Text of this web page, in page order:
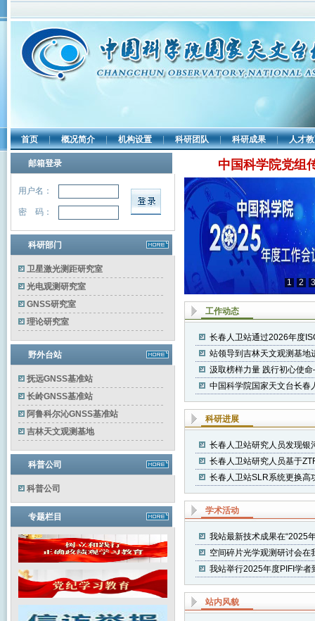
首页 | 概况简介 | 机构设置 | 科研团队 | 科研成果 | 人才
邮箱登录
用户名：
密 码：
科研部门
卫星激光测距研究室
光电观测研究室
GNSS研究室
理论研究室
野外台站
抚远GNSS基准站
长岭GNSS基准站
阿鲁科尔沁GNSS基准站
吉林天文观测基地
科普公司
科普公司
专题栏目
中国科学院党组
1 2 3
工作动态
长春人卫站通过2026年度
站领导到吉林天文观测基地
汲取榜样力量 践行初心使
中国科学院国家天文台长春
科研进展
长春人卫站研究人员发现银
长春人卫站研究人员基于
长春人卫站SLR系统更换高
学术活动
我站最新技术成果在“2025
空间碎片光学观测研讨会在
我站举行2025年度PIFI学
站内风貌